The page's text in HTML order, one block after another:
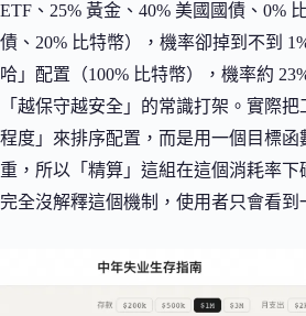
ETF、25% 黃金、40% 美國國債、0%
債、20% 比特幣），機率卻掉到不到
哈」配置（100% 比特幣），機率約
「越保守越安全」的常識打架。實際
程度」來排序配置，而是用一個目標
重，所以「精算」這組在這個消耗率
完全沒解釋這個機制，使用者只會看